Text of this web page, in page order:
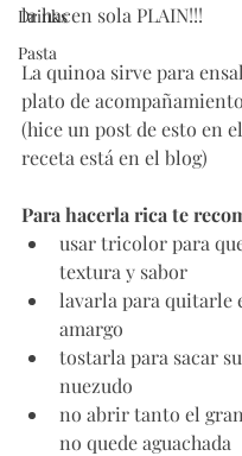
Drinks
Pasta
la hacen sola PLAIN!!!
La quinoa sirve para
plato de
(hice un post de esto en
receta está en el blog)
Para hacerla rica te
usar tricolor para
textura y sabor
lavarla para quitarle
amargo
tostarla para sacar
nuezudo
no abrir tanto el
no quede aguachada